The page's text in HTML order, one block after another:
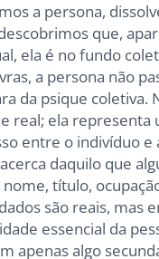
a persona,
que,
ela é no fundo
a persona não
da psique coletiva.
real; ela representa
entre o indivíduo e
daquilo que
título,
são reais, mas
essencial da
apenas algo